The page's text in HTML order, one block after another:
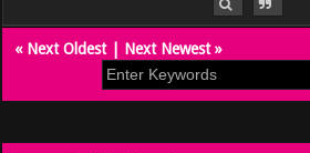
« Next Oldest| Next Newest»